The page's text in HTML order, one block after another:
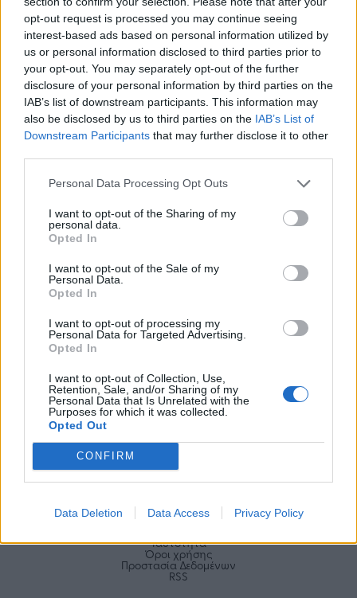
opt-out request is processed you may continue seeing
interest-based ads based on personal information utilized by
us or personal information disclosed to third parties prior to
your opt-out. You may separately opt-out of the further
disclosure of your personal information by third parties on the
IAB’s list of downstream participants. This information may
also be disclosed by us to third parties on the IAB’s List of
Downstream Participants that may further disclose it to other
Personal Data Processing Opt Outs
I want to opt-out of the Sharing of my
personal data.
Opted In
I want to opt-out of the Sale of my
Personal Data.
Opted In
I want to opt-out of processing my
Personal Data for Targeted Advertising.
Opted In
I want to opt-out of Collection, Use,
Retention, Sale, and/or Sharing of my
Personal Data that Is Unrelated with the
Purposes for which it was collected.
Opted Out
CONFIRM
Data Deletion Data Access Privacy Policy
Mailo’s: Από ελληνικό success story σε διεθνές
franchise brand
Big Mac: Ο franchisee - δημιουργός Delligatti, η
«νονά» Esther Rose & ο οικονομικός δείκτης Big
Mac ως εργαλείο μέτρησης της αγοραστικής
δύναμης
ηλεκτρονικού Μητρώου
Επικοινωνία
Ταυτότητα
Όροι χρήσης
Προστασία Δεδομένων
RSS